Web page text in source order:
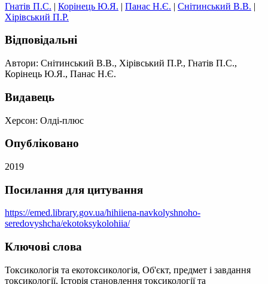
Гнатів П.С. | Корінець Ю.Я. | Панас Н.Є. | Снітинський В.В. |
Хірівський П.Р.
Відповідальні
Автори: Снітинський В.В., Хірівський П.Р., Гнатів П.С.,
Корінець Ю.Я., Панас Н.Є.
Видавець
Херсон: Олді-плюс
Опубліковано
2019
Посилання для цитування
https://emed.library.gov.ua/hihiiena-navkolyshnoho-
seredovyshcha/ekotoksykolohiia/
Ключові слова
Токсикологія та екотоксикологія, Об'єкт, предмет і завдання
токсикології, Історія становлення токсикології та